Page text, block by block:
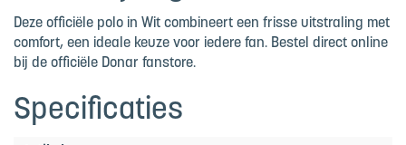
Deze officiële polo in Wit combineert een frisse uitstraling met
comfort, een ideale keuze voor iedere fan. Bestel direct online
bij de officiële Donar fanstore.
Specificaties